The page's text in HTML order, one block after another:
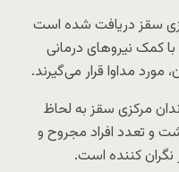
سقز دریافت شده است
کمک نیروهای درمانی
مورد مداوا قرار می‌گیرند.
مرکزی سقز به لحاظ
و تعدد افراد مجروح و
کننده است.